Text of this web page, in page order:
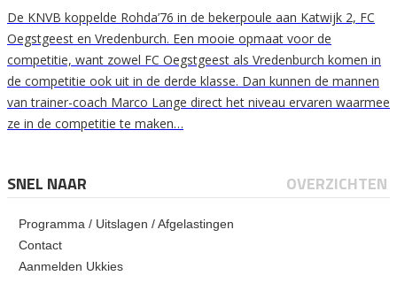
De KNVB koppelde Rohda’76 in de bekerpoule aan Katwijk 2, FC
Oegstgeest en Vredenburch. Een mooie opmaat voor de
competitie, want zowel FC Oegstgeest als Vredenburch komen in
de competitie ook uit in de derde klasse. Dan kunnen de mannen
van trainer-coach Marco Lange direct het niveau ervaren waarmee
ze in de competitie te maken…
SNEL NAAR OVERZICHTEN
Programma / Uitslagen / Afgelastingen
Contact
Aanmelden Ukkies